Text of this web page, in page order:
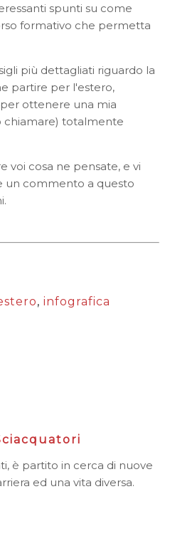
spunti su come
formativo che permetta
più dettagliati riguardo la
partire per l'estero,
per ottenere una mia
chiamare) totalmente
voi cosa ne pensate, e vi
un commento a questo
, infografica
è partito in cerca di nuove
ed una vita diversa.